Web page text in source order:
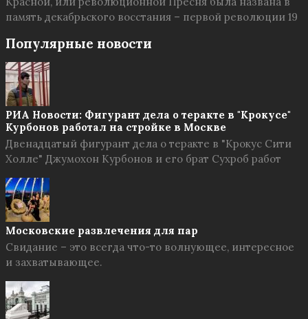
память декабрьского восстания – первой революции 19
Популярные новости
РИА Новости: Фигурант дела о теракте в "Крокусе"
Курбонов работал на стройке в Москве
Двенадцатый фигурант дела о теракте в "Крокус Сити
Холле" Джумохон Курбонов и его брат Сухроб работ
Московские развлечения для пар
Свидание – это всегда что-то волнующее, интересное
и захватывающее.